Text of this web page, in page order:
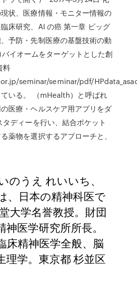
状、医療情報・モニター情報の
床研究、AI の癌 第一章 ビッグ
予防・先制医療の基盤技術の動
バイオームをターゲットとした創
料
seminar/seminar/pdf/
いる。 （mHealth）と呼ばれ
医療・ヘルスケア用アプリをダ
ディーを行い、結合ポケット
薬物を選択するアプローチと、
のうえ れいいち、
、日本の精神科医で
大学名誉教授。財団
医学研究所所長。
床精神医学全般、脳
理学。東京都 杉並区